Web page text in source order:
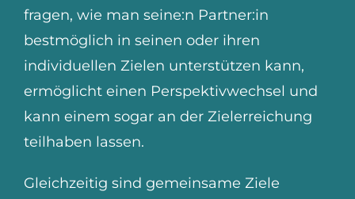
fragen, wie man seine:n Partner:in
bestmöglich in seinen oder ihren
individuellen Zielen unterstützen kann,
ermöglicht einen Perspektivwechsel und
kann einem sogar an der Zielerreichung
teilhaben lassen.
Gleichzeitig sind gemeinsame Ziele